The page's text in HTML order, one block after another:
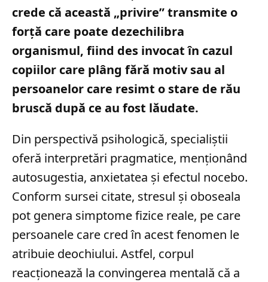
crede că această „privire” transmite o
forță care poate dezechilibra
organismul, fiind des invocat în cazul
copiilor care plâng fără motiv sau al
persoanelor care resimt o stare de rău
bruscă după ce au fost lăudate.
Din perspectivă psihologică, specialiștii
oferă interpretări pragmatice, menționând
autosugestia, anxietatea și efectul nocebo.
Conform sursei citate, stresul și oboseala
pot genera simptome fizice reale, pe care
persoanele care cred în acest fenomen le
atribuie deochiului. Astfel, corpul
reacționează la convingerea mentală că a